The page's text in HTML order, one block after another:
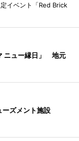
イベント「Red Brick
ニュー縁日」 地元
ーズメント施設